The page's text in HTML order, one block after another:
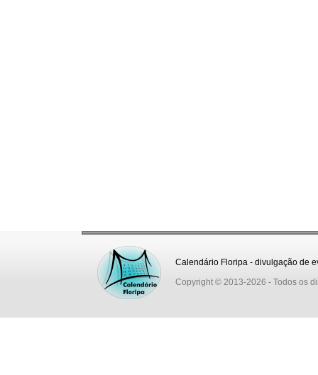
Calendário Floripa - divulgação de
Copyright © 2013-2026 - Todos os